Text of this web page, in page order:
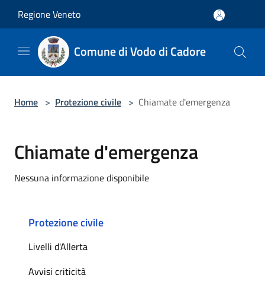
Regione Veneto
Comune di Vodo di Cadore
Home > Protezione civile > Chiamate d'emergenza
Chiamate d'emergenza
Nessuna informazione disponibile
Protezione civile
Livelli d'Allerta
Avvisi criticità